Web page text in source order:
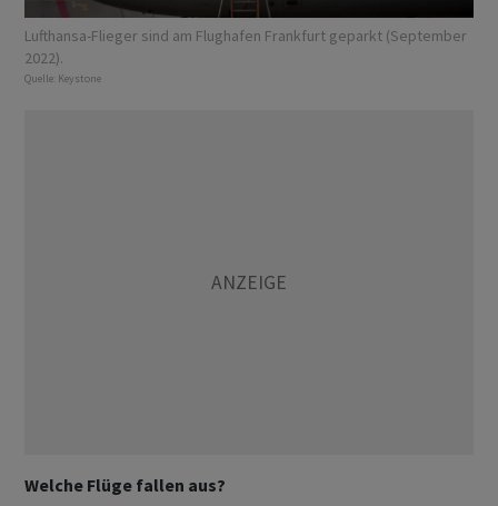
Lufthansa-Flieger sind am Flughafen Frankfurt geparkt (September
2022).
Quelle: Keystone
Welche Flüge fallen aus?